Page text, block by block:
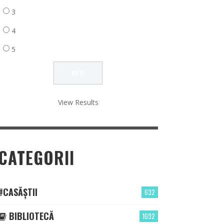
3
4
5
View Results
632
1692
BIBLIOTECĂ